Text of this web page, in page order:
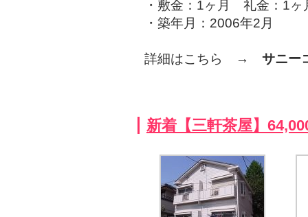
・敷金：1ヶ月 礼金：1ヶ
・築年月：2006年2月
詳細はこちら → サニー
新着【三軒茶屋】